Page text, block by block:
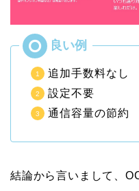
追加手数料なし
設定不要
通信容量の節約
結論から言いまして、